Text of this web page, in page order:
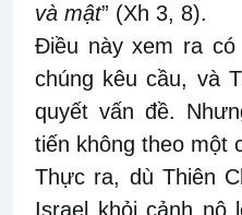
và mật” (Xh 3, 8).
Điều này xem ra
chúng kêu cầu, và
quyết vấn đề.
tiến không theo một
Thực ra, dù Thiên
Israel
khỏi cảnh nô